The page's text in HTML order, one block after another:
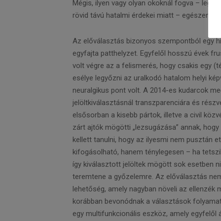
Mégis, ilyen vagy olyan okoknál fogva –
rövid távú hatalmi érdekei miatt – egészen
Az előválasztás bizonyos szempontból egy
egyfajta patthelyzet. Egyfelől hosszú évek
volt végre az a felismerés, hogy csakis egy
esélye legyőzni az uralkodó hatalom helyi
neuralgikus pont volt. A 2014-es kudarcok
jelöltkiválasztásnál transzparenciára és
elsősorban a kisebb pártok, illetve a civil
zárt ajtók mögötti „lezsugázása” annak,
kellett tanulni, hogy az ilyesmi nem pusztán
kifogásolható, hanem ténylegesen – ha
így kiválasztott jelöltek mögött sok esetben
teremtene a győzelemre. Az előválasztás
lehetőség, amely nagyban növeli az
korábban bevonódnak a választások
egy multifunkcionális eszköz, amely